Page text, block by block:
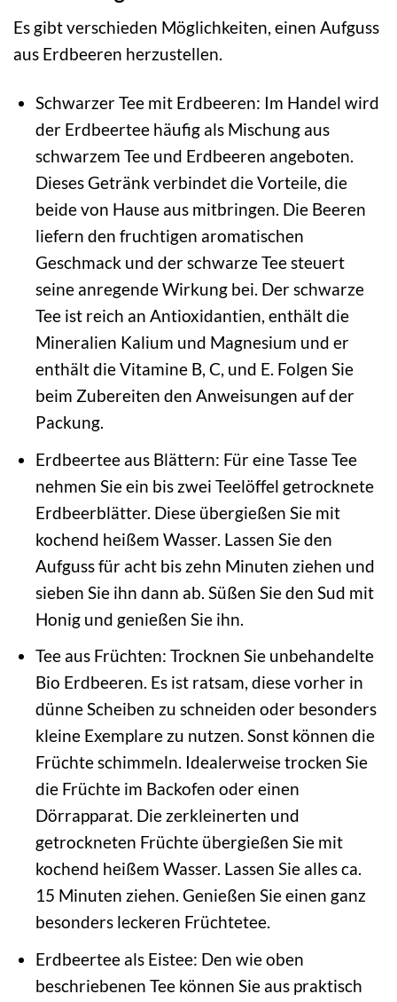
Es gibt verschieden Möglichkeiten, einen Aufguss
aus Erdbeeren herzustellen.
Schwarzer Tee mit Erdbeeren: Im Handel wird
der Erdbeertee häufig als Mischung aus
schwarzem Tee und Erdbeeren angeboten.
Dieses Getränk verbindet die Vorteile, die
beide von Hause aus mitbringen. Die Beeren
liefern den fruchtigen aromatischen
Geschmack und der schwarze Tee steuert
seine anregende Wirkung bei. Der schwarze
Tee ist reich an Antioxidantien, enthält die
Mineralien Kalium und Magnesium und er
enthält die Vitamine B, C, und E. Folgen Sie
beim Zubereiten den Anweisungen auf der
Packung.
Erdbeertee aus Blättern: Für eine Tasse Tee
nehmen Sie ein bis zwei Teelöffel getrocknete
Erdbeerblätter. Diese übergießen Sie mit
kochend heißem Wasser. Lassen Sie den
Aufguss für acht bis zehn Minuten ziehen und
sieben Sie ihn dann ab. Süßen Sie den Sud mit
Honig und genießen Sie ihn.
Tee aus Früchten: Trocknen Sie unbehandelte
Bio Erdbeeren. Es ist ratsam, diese vorher in
dünne Scheiben zu schneiden oder besonders
kleine Exemplare zu nutzen. Sonst können die
Früchte schimmeln. Idealerweise trocken Sie
die Früchte im Backofen oder einen
Dörrapparat. Die zerkleinerten und
getrockneten Früchte übergießen Sie mit
kochend heißem Wasser. Lassen Sie alles ca.
15 Minuten ziehen. Genießen Sie einen ganz
besonders leckeren Früchtetee.
Erdbeertee als Eistee: Den wie oben
beschriebenen Tee können Sie aus praktisch